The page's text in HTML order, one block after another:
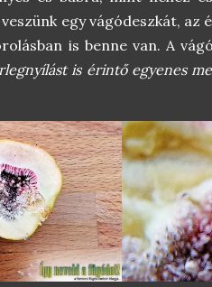
egy vágódeszkát, az
is benne van. A
is érintő egyenes